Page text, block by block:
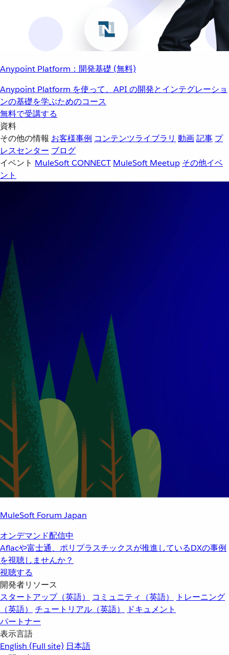
Anypoint Platform：開発基礎 (無料)
Anypoint Platform を使って、API の開発とインテグレーショ
ンの基礎を学ぶためのコース
無料で受講する
資料
その他の情報 お客様事例 コンテンツライブラリ 動画記事 プ
レスセンター ブログ
イベント MuleSoft CONNECT MuleSoft Meetup その他イベ
ント
MuleSoft Forum Japan
オンデマンド配信中
Aflacや富士通、ポリプラスチックスが推進しているDXの事例
を視聴しませんか？
視聴する
開発者リソース
スタートアップ（英語）
コミュニティ（英語）
トレーニング
（英語）
チュートリアル（英語）
ドキュメント
パートナー
表示言語
English (Full site) 日本語